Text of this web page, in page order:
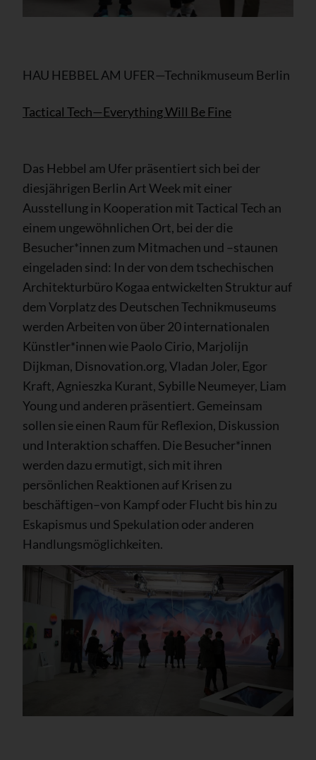
HAU HEBBEL AM UFER—Technikmuseum Berlin
Tactical Tech—Everything Will Be Fine
Das Hebbel am Ufer präsentiert sich bei der
diesjährigen Berlin Art Week mit einer
Ausstellung in Kooperation mit Tactical Tech an
einem ungewöhnlichen Ort, bei der die
Besucher*innen zum Mitmachen und –staunen
eingeladen sind: In der von dem tschechischen
Architekturbüro Kogaa entwickelten Struktur auf
dem Vorplatz des Deutschen Technikmuseums
werden Arbeiten von über 20 internationalen
Künstler*innen wie Paolo Cirio, Marjolijn
Dijkman, Disnovation.org, Vladan Joler, Egor
Kraft, Agnieszka Kurant, Sybille Neumeyer, Liam
Young und anderen präsentiert. Gemeinsam
sollen sie einen Raum für Reflexion, Diskussion
und Interaktion schaffen. Die Besucher*innen
werden dazu ermutigt, sich mit ihren
persönlichen Reaktionen auf Krisen zu
beschäftigen–von Kampf oder Flucht bis hin zu
Eskapismus und Spekulation oder anderen
Handlungsmöglichkeiten.